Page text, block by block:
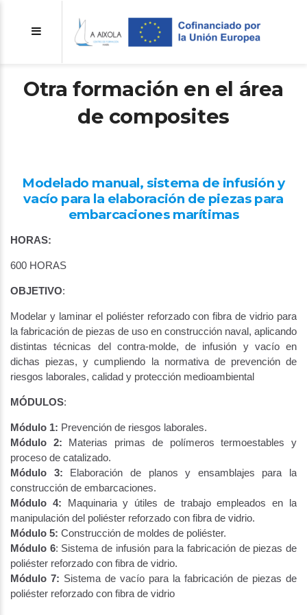
Otra formación en el área
de composites
Modelado manual, sistema de infusión y
vacío para la elaboración de piezas para
embarcaciones marítimas
HORAS:
600 HORAS
OBJETIVO:
Modelar y laminar el poliéster reforzado con fibra de vidrio para
la fabricación de piezas de uso en construcción naval, aplicando
distintas técnicas del contra-molde, de infusión y vacío en
dichas piezas, y cumpliendo la normativa de prevención de
riesgos laborales, calidad y protección medioambiental
MÓDULOS:
Módulo 1: Prevención de riesgos laborales.
Módulo 2: Materias primas de polímeros termoestables y
proceso de catalizado.
Módulo 3: Elaboración de planos y ensamblajes para la
construcción de embarcaciones.
Módulo 4: Maquinaria y útiles de trabajo empleados en la
manipulación del poliéster reforzado con fibra de vidrio.
Módulo 5: Construcción de moldes de poliéster.
Módulo 6: Sistema de infusión para la fabricación de piezas de
poliéster reforzado con fibra de vidrio.
Módulo 7: Sistema de vacío para la fabricación de piezas de
poliéster reforzado con fibra de vidrio